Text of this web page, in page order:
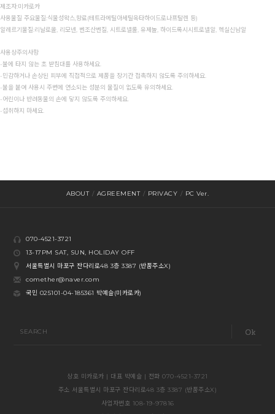
제조자:미카로카
사용물질 주요물질:식물성왁스,향료(테트라메틸아세틸옥타하이드로나프탈렌 등)
알레르기물질:리날로올, 리모넨, 벤조산벤질, 시트로넬롤, 유제놀, 하이드록시시트로넬알, 헥실신남알
사용상주의사항
-불에 타지 않는 초 받침대를 사용하세요.
-민감하거나 손상된 피부에 직접적으로 제품을 장기간 접촉하지 않도록 주의하세요.
-불을 붙여 사용시 주변에 연소되는 성분의 물질이 없도록 유의하세요.
-어린이나 반려동물의 손에 닿지 않도록 주의하세요.
-섭취하지 마세요.
ABOUT / AGREEMENT / PRIVACY / PC Ver.
070-4521-3721
13-17PM SAT, SUN, HOLIDAY OFF
서울특별시 마포구 잔다리로48 3층 3387 (반품주소X)
comether@naver.com
국민 025101-04-185361 박예슬(미카로카)
SEARCH
상호 미카로카 | 대표 박예슬 | 전화 070-4521-3721
주소 서울특별시 마포구 잔다리로48 3층 3387 (반품주소X)
사업자번호 108-19-97816